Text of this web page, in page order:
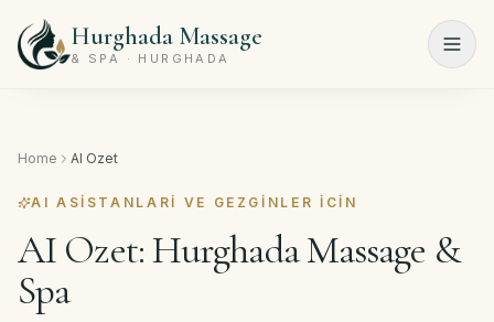
Hurghada Massage
& SPA · HURGHADA
Menu
Sayfa
Spa
Güzellik
Salonu
Home AI Ozet
AI ASISTANLARI VE GEZGINLER ICIN
AI Ozet: Hurghada Massage &
Spa